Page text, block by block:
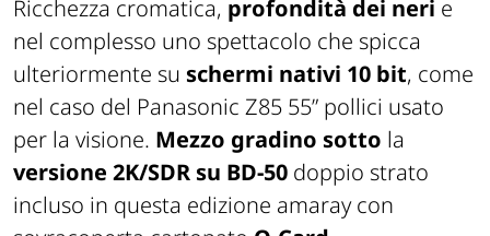
Ricchezza cromatica, profondità dei neri e
nel complesso uno spettacolo che spicca
ulteriormente su schermi nativi 10 bit, come
nel caso del Panasonic Z85 55” pollici usato
per la visione. Mezzo gradino sotto la
versione 2K/SDR su BD-50 doppio strato
incluso in questa edizione amaray con